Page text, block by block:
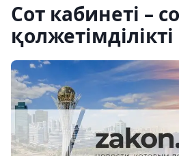
Сот кабинеті –